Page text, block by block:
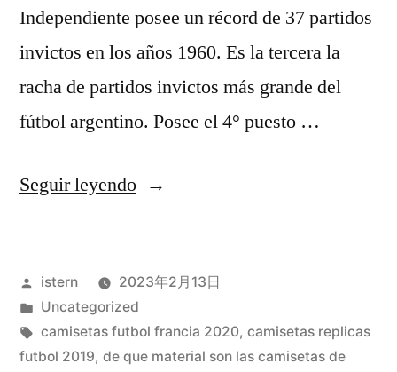
Independiente posee un récord de 37 partidos
invictos en los años 1960. Es la tercera la
racha de partidos invictos más grande del
fútbol argentino. Posee el 4° puesto …
Seguir leyendo«disear
online»
Publicado
por
istern
2023年2月13日
Publicado
en
Uncategorized
Etiquetas:
camisetas futbol francia 2020, camisetas replicas
futbol 2019, de que material son las camisetas de